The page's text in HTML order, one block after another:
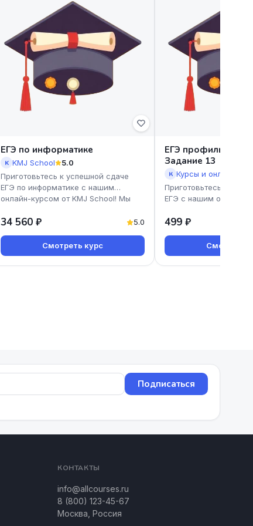
ЕГЭ по информатике
K KMJ School
5.0
Приготовьтесь к успешной сдаче
ЕГЭ по информатике с нашим
онлайн-курсом от KMJ School! Мы
34 560 ₽ 5.0
Смотреть курс
ЕГЭ профиль.
Задание 13
К
Приготовьтесь к
ЕГЭ с нашим онлайн-
Екатерины
499 ₽
Смотреть
Подписаться
КОНТАКТЫ
info@allcourses.ru
8 (800) 123-45-67
Москва, Россия